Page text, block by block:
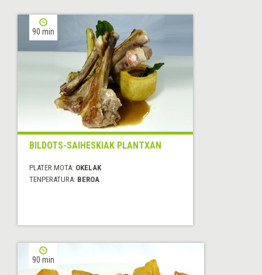
90 min
BILDOTS-SAIHESKIAK PLANTXAN
PLATER MOTA: OKELAK
TENPERATURA: BEROA
90 min